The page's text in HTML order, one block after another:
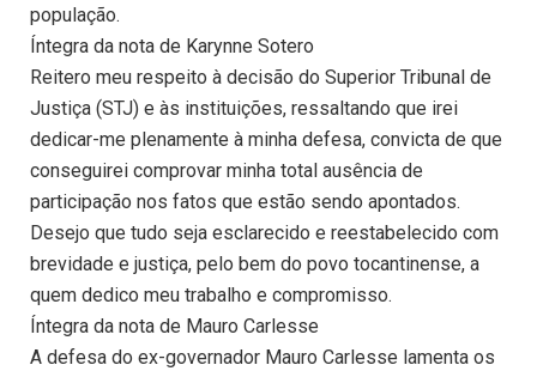
população.
Íntegra da nota de Karynne Sotero
Reitero meu respeito à decisão do Superior Tribunal de
Justiça (STJ) e às instituições, ressaltando que irei
dedicar-me plenamente à minha defesa, convicta de que
conseguirei comprovar minha total ausência de
participação nos fatos que estão sendo apontados.
Desejo que tudo seja esclarecido e reestabelecido com
brevidade e justiça, pelo bem do povo tocantinense, a
quem dedico meu trabalho e compromisso.
Íntegra da nota de Mauro Carlesse
A defesa do ex-governador Mauro Carlesse lamenta os